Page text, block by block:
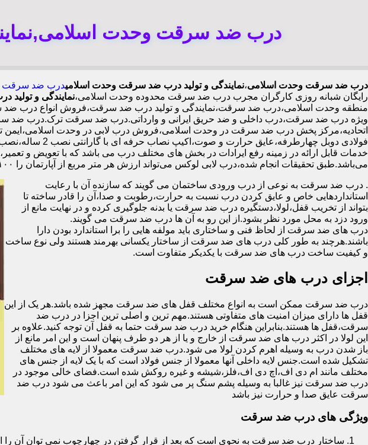
درب ضد سرقت وحدت
درب ضد سرقت وحدت اسلامی،نمایندگی و تولید درب ضد سرقت وحدت اسلامیدرب ضد سرقت
رایگان شبانه روزی کارگران مجرب درب ضد سرقت محدوده وحدت اسلامی،نمایندگی و
منطقه وحدت اسلامی،درب ضد سرقت،نمایندگی و تولید درب ضد سرقت،فروش انواع درب ضد
ویژه درب ضد سرقت،درب داخلی و ضد حریق ایرانی و وارداتی.درب ضد سرقت ترک.درب ضد
خدمات قابل ارائه در زمینه رفع ایرادات در بخش های مختلف درب می باشد که با تعویض و
می‌باشد.طبق تحقیقات انجام شده،درب لابی لوکس می‌تواند ارزش هر متر مربع از آپارتمان را ۱۰۰ تا ۵۰۰ هزار تومان افزایش دهد،درب ضد سرقت چینی در وحدت اسلامی،
. درب ضد سرقت به نوعی از درب ورودی ساختمان می گویند که سازنده آن با رعایت
استانداردهایی خاص و عایق کردن درب نسبت به حرارت،رطوبت و صدا،آن را قادر ساخته تا
بتواند از تخریب قفل،لولا،دستگیره درب ضد سرقت یا بدنه جلوگیری کرده و در نهایت مانع از
ورود دزد به محل مورد نظر بشود.از این رو به آن ها درب ضد سرقت می گویند.
درب های ضد سرقت از لحاظ فنی و ساختاری باید مولفه هایی را برا استاندارد بودن دارا
باشند.هرچند به طور کلی درب های ضد سرقت از ساختار یکسانی بهرمند هستند ولی نوع ساخت
و کیفیت ساخت درب های ضد سرقت با یکدیکر متفاوت است.
اجزای درب های ضد سرقت
درب ضد سرقت ممکن است به انواع مختلف قفل های ضد سرقت مجهز شده باشد.هر یک از این
قفل ها دارای میزان امنیت های متفاوتی هستند.مهم ترین و اصلی ترین اجزا در درب ضد
سرقت،قفل ها هستند.بنابراین هنگام خرید درب ضد سرقت حتما به قفل آن توجه کنید.علاوه بر
این لولا در اکثر درب های ضد سرقت از خارج و یا از هر دو طرف پنهان است و این امر مانع از
باز شدن درب به وسیله اهرم کردن لولا می شود.درب ضد سرقت معمولا از لایه های مختلف
تشکیل شده است.جنس لایه داخلی آنها معمولا از جنس فولاد است که با یک لایه از جنس های
مختلف مانند ام دی اف،اچ دی اف،فلز،شیشه و غیره روکش شده است.فضای خالی موجود در
درب ضد سرقت نیز غالبا به وسیله پشم سنگ پر می شود که این امر باعث می شود درب ضد
سرقت عایق صدا و حرارت نیز باشد
ویژگی های درب ضد سرقت
ساختار درب ضد سرقت به نحوی است که بعد از قرار گرفتن در چهارچوب نمی توان آن را